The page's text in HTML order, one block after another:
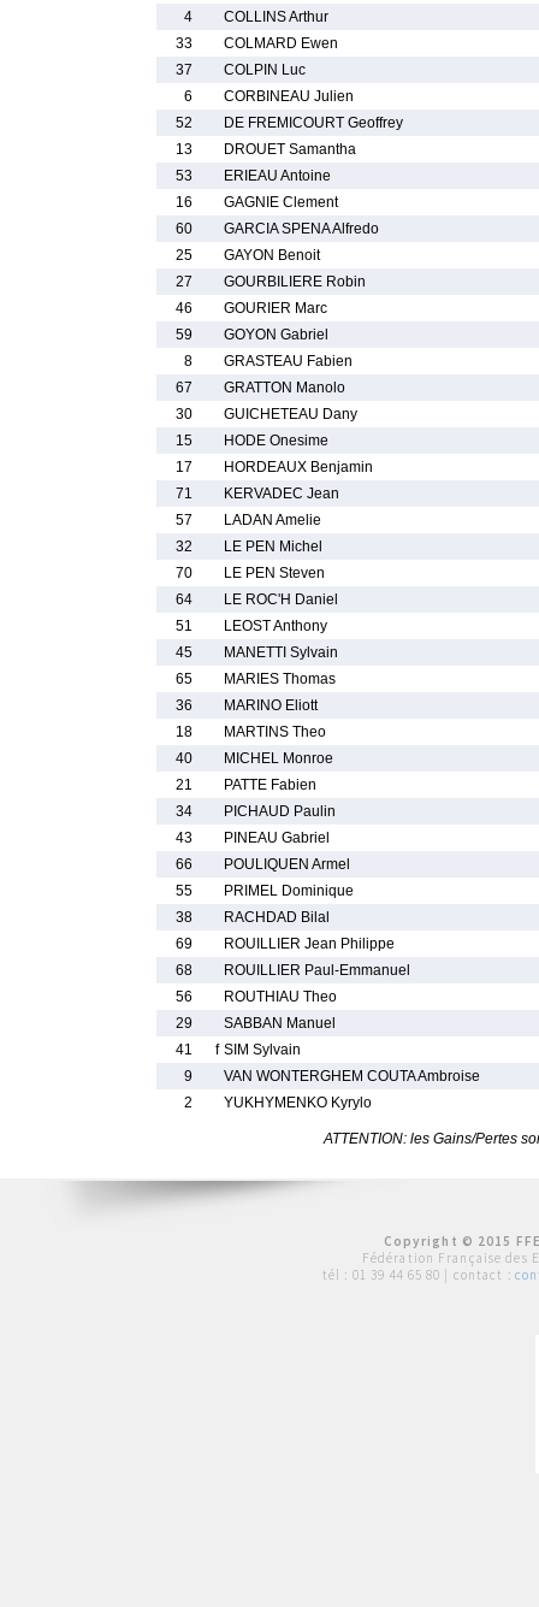
4
COLLINS Arthur
33
COLMARD Ewen
37
COLPIN Luc
6
CORBINEAU Julien
52
DE FREMICOURT Geoffrey
13
DROUET Samantha
53
ERIEAU Antoine
16
GAGNIE Clement
60
GARCIA SPENA Alfredo
25
GAYON Benoit
27
GOURBILIERE Robin
46
GOURIER Marc
59
GOYON Gabriel
8
GRASTEAU Fabien
67
GRATTON Manolo
30
GUICHETEAU Dany
15
HODE Onesime
17
HORDEAUX Benjamin
71
KERVADEC Jean
57
LADAN Amelie
32
LE PEN Michel
70
LE PEN Steven
64
LE ROC'H Daniel
51
LEOST Anthony
45
MANETTI Sylvain
65
MARIES Thomas
36
MARINO Eliott
18
MARTINS Theo
40
MICHEL Monroe
21
PATTE Fabien
34
PICHAUD Paulin
43
PINEAU Gabriel
66
POULIQUEN Armel
55
PRIMEL Dominique
38
RACHDAD Bilal
69
ROUILLIER Jean Philippe
68
ROUILLIER Paul-Emmanuel
56
ROUTHIAU Theo
29
SABBAN Manuel
41
f SIM Sylvain
9
VAN WONTERGHEM COUTA Ambroise
2
YUKHYMENKO Kyrylo
ATTENTION: les Gains/Pertes
Copyright © 2015
Fédération Française des
tél : 01 39 44 65 80 | contact :